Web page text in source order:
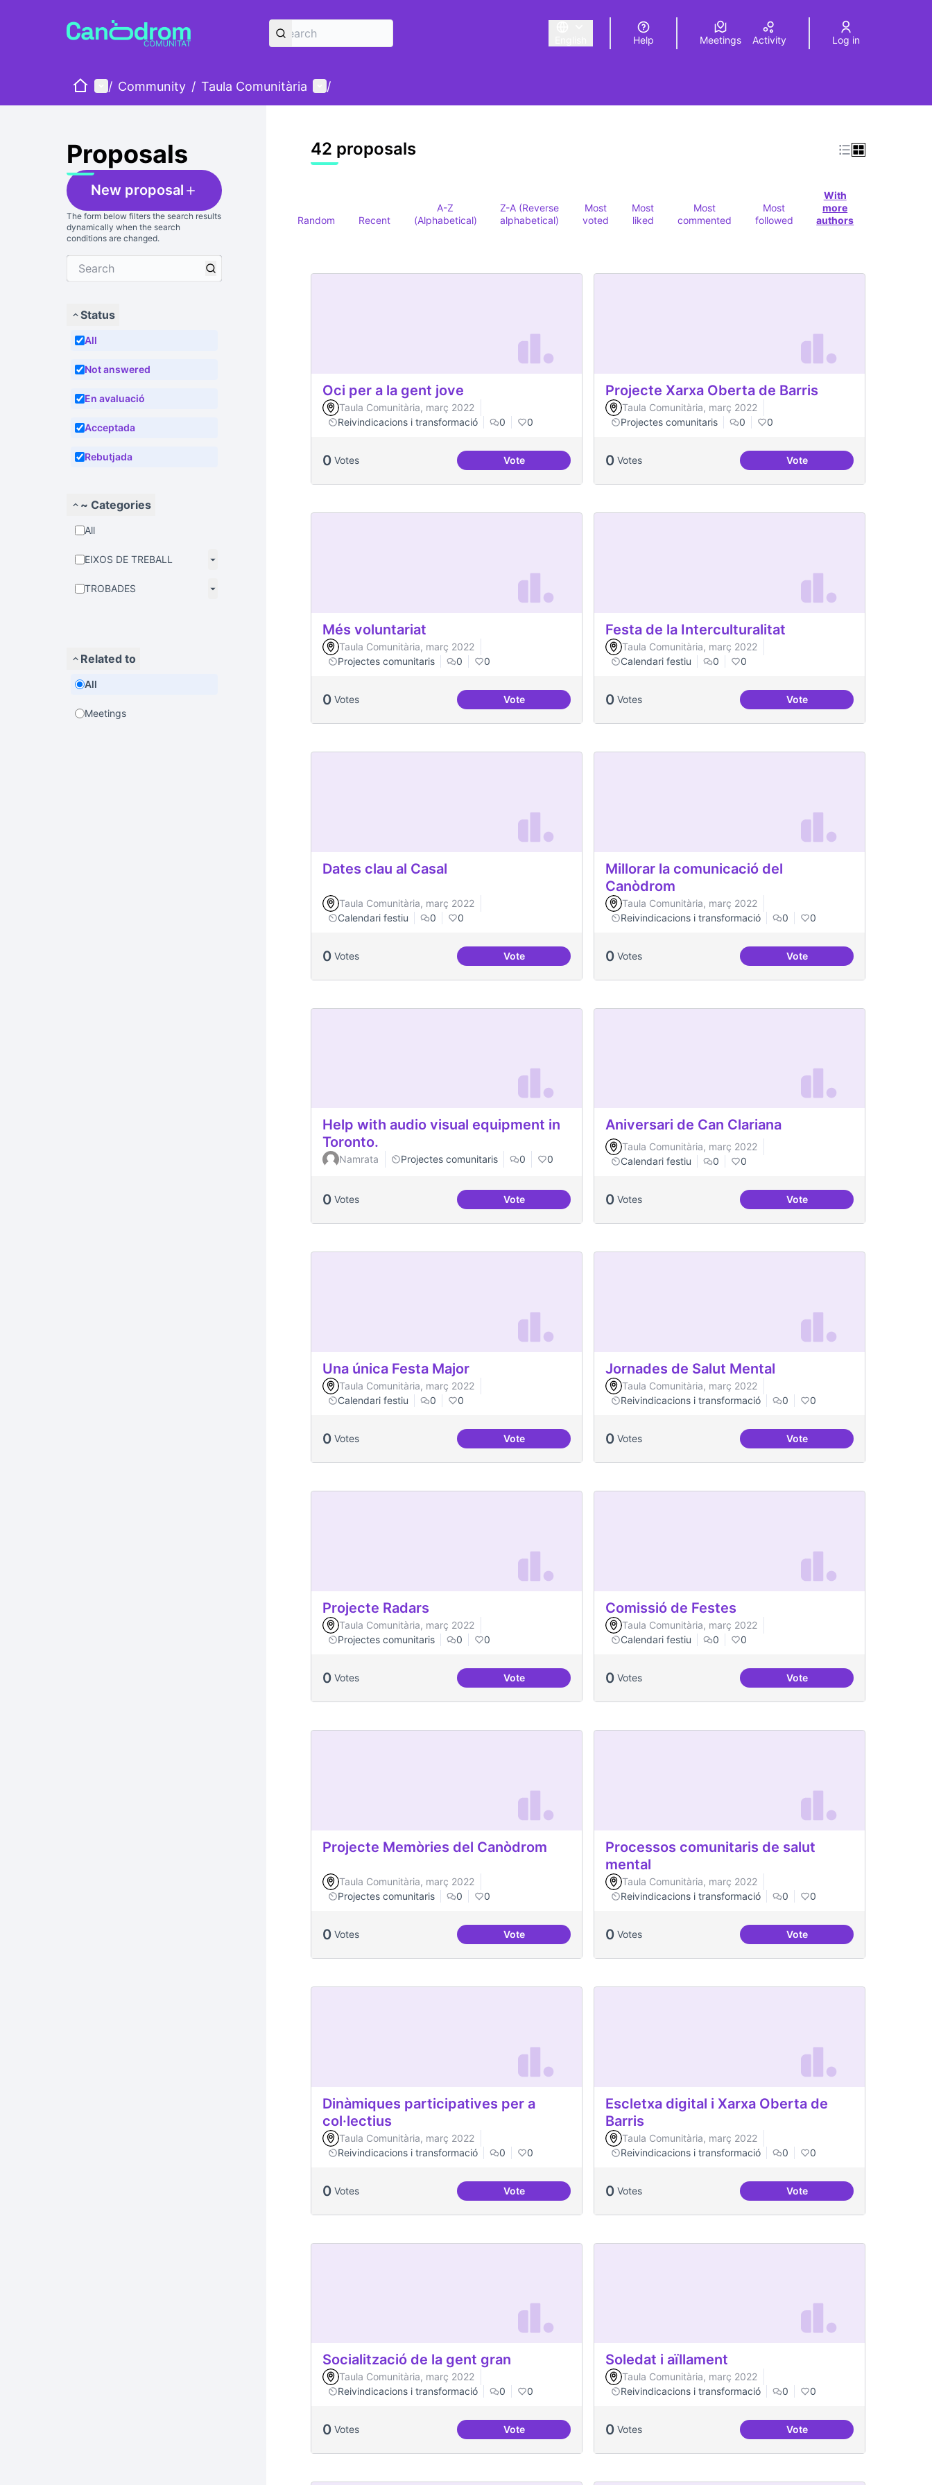
Triar la llengua Elegir el idiomaChoose language
Help Meetings Activity Log in
HomeMain menu
/ Community / Taula Comunitària User menu
/
Proposals
New proposal
The form below filters the search results
dynamically when the search
conditions are changed.
Status
All
Not answered
En avaluació
Acceptada
Rebutjada
~ Categories
All
EIXOS DE TREBALL
TROBADES
Related to
All
Meetings
42 proposals
Random Recent
A-Z
(Alphabetical)
Z-A (Reverse
alphabetical)
Most
voted
Most
liked
Most
commented
Most
followed
With
more
authors
Oci per a la gent jove
Taula Comunitària, març 2022
Reivindicacions i transformació
0 0
0 Votes VoteOci per a la gent jove
Projecte Xarxa Oberta de Barris
Taula Comunitària, març 2022
Projectes comunitaris
0 0
0 Votes VoteProjecte Xarxa Oberta de
Més voluntariat
Taula Comunitària, març 2022
Projectes comunitaris
0 0
0 Votes VoteMés voluntariat
Festa de la Interculturalitat
Taula Comunitària, març 2022
Calendari festiu
0 0
0 Votes VoteFesta de la Interculturalitat
Dates clau al Casal
Taula Comunitària, març 2022
Calendari festiu
0 0
0 Votes VoteDates clau al Casal
Millorar la comunicació del
Canòdrom
Taula Comunitària, març 2022
Reivindicacions i transformació
0 0
0 Votes VoteMillorar la comunicació del
Help with audio visual equipment in
Toronto.
Namrata Projectes comunitaris 0 0
0 Votes VoteHelp with audio visual equipment in Toronto.
Aniversari de Can Clariana
Taula Comunitària, març 2022
Calendari festiu
0 0
0 Votes VoteAniversari de Can Clariana
Una única Festa Major
Taula Comunitària, març 2022
Calendari festiu
0 0
0 Votes VoteUna única Festa Major
Jornades de Salut Mental
Taula Comunitària, març 2022
Reivindicacions i transformació
0 0
0 Votes VoteJornades de Salut Mental
Projecte Radars
Taula Comunitària, març 2022
Projectes comunitaris
0 0
0 Votes VoteProjecte Radars
Comissió de Festes
Taula Comunitària, març 2022
Calendari festiu
0 0
0 Votes VoteComissió de Festes
Projecte Memòries del Canòdrom
Taula Comunitària, març 2022
Projectes comunitaris
0 0
0 Votes VoteProjecte Memòries del Canòdrom
Processos comunitaris de salut
mental
Taula Comunitària, març 2022
Reivindicacions i transformació
0 0
0 Votes VoteProcessos comunitaris de
Dinàmiques participatives per a
col·lectius
Taula Comunitària, març 2022
Reivindicacions i transformació
0 0
0 Votes VoteDinàmiques participatives per a col·lectius
Escletxa digital i Xarxa Oberta de
Barris
Taula Comunitària, març 2022
Reivindicacions i transformació
0 0
0 Votes VoteEscletxa digital i Xarxa
Socialització de la gent gran
Taula Comunitària, març 2022
Reivindicacions i transformació
0 0
0 Votes VoteSocialització de la gent gran
Soledat i aïllament
Taula Comunitària, març 2022
Reivindicacions i transformació
0 0
0 Votes VoteSoledat i aïllament